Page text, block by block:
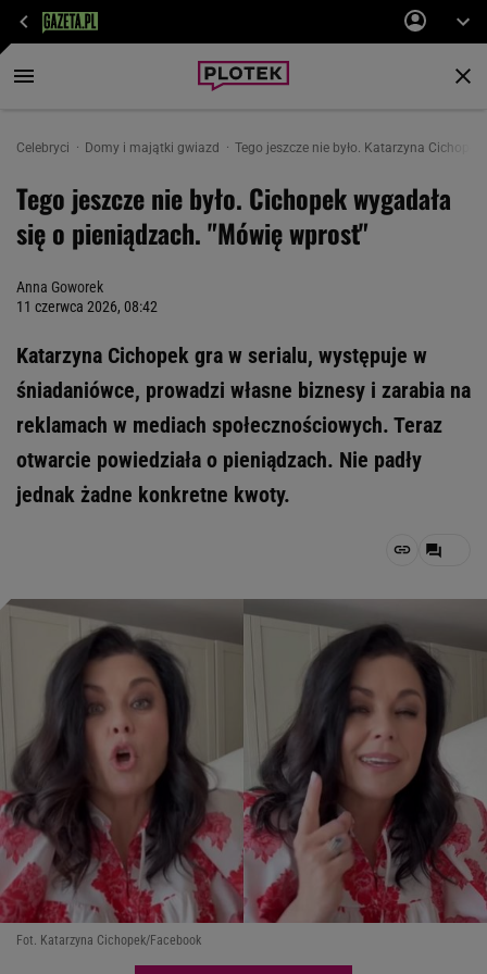
Celebryci Domy i majątki gwiazd Tego jeszcze nie było. Katarzyna
Tego jeszcze nie było. Cichopek wygadała
się o pieniądzach. "Mówię wprost"
Anna Goworek
11 czerwca 2026, 08:42
Katarzyna Cichopek gra w serialu, występuje w
śniadaniówce, prowadzi własne biznesy i zarabia na
reklamach w mediach społecznościowych. Teraz
otwarcie powiedziała o pieniądzach. Nie padły
jednak żadne konkretne kwoty.
Fot. Katarzyna Cichopek/Facebook